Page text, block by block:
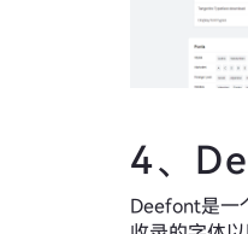
4、
Deefont是一